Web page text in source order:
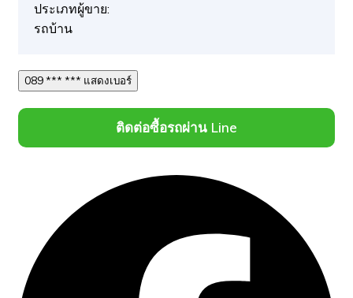
ประเภทผู้ขาย:
รถบ้าน
089 *** *** แสดงเบอร์
ติดต่อซื้อรถผ่าน Line